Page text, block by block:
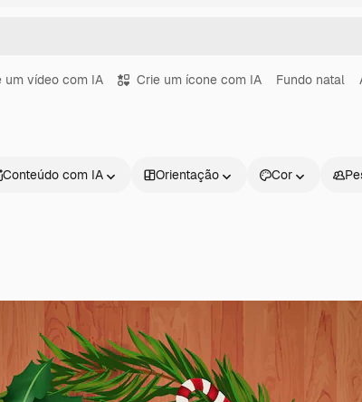
um vídeo com IA Crie um ícone com IA Fundo natal
Conteúdo com IA Orientação Cor
Produtos Começar